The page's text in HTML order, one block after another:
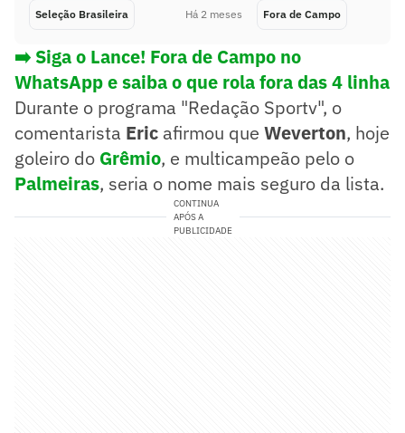
Seleção Brasileira Há 2 meses Fora de Campo
➡️ Siga o Lance! Fora de Campo no
WhatsApp e saiba o que rola fora das 4 linha
Durante o programa "Redação Sportv", o
comentarista Eric afirmou que Weverton, hoje
goleiro do Grêmio, e multicampeão pelo o
Palmeiras, seria o nome mais seguro da lista.
CONTINUA
APÓS A
PUBLICIDADE